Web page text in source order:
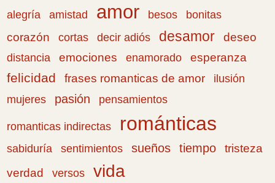
alegría amistad amor besos
bonitas
corazón
cortas decir adiós desamor deseo
distancia emociones enamorado esperanza
felicidad frases romanticas de amor
ilusión
mujeres
pasión pensamientos
romanticas indirectas románticas
sabiduría sentimientos sueños tiempo
tristeza
verdad
versos vida